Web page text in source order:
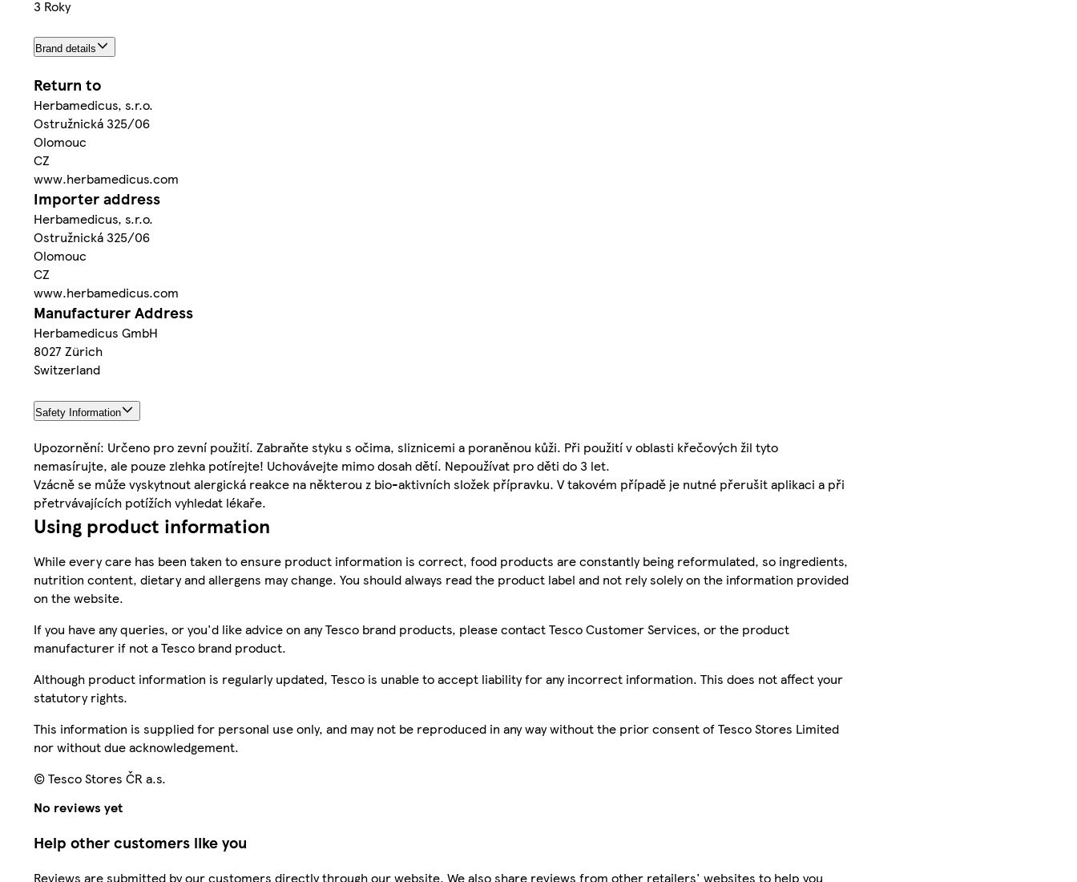
3 Roky
Brand details
Return to
Herbamedicus, s.r.o.
Ostružnická 325/06
Olomouc
CZ
www.herbamedicus.com
Importer address
Herbamedicus, s.r.o.
Ostružnická 325/06
Olomouc
CZ
www.herbamedicus.com
Manufacturer Address
Herbamedicus GmbH
8027 Zürich
Switzerland
Safety Information
Upozornění: Určeno pro zevní použití. Zabraňte styku s očima, sliznicemi a poraněnou kůži. Při použití v oblasti křečových žil tyto
nemasírujte, ale pouze zlehka potírejte! Uchovávejte mimo dosah dětí. Nepoužívat pro děti do 3 let.
Vzácně se může vyskytnout alergická reakce na některou z bio-aktivních složek přípravku. V takovém případě je nutné přerušit aplikaci a při
přetrvávajících potížích vyhledat lékaře.
Using product information
While every care has been taken to ensure product information is correct, food products are constantly being reformulated, so ingredients,
nutrition content, dietary and allergens may change. You should always read the product label and not rely solely on the information provided
on the website.
If you have any queries, or you'd like advice on any Tesco brand products, please contact Tesco Customer Services, or the product
manufacturer if not a Tesco brand product.
Although product information is regularly updated, Tesco is unable to accept liability for any incorrect information. This does not affect your
statutory rights.
This information is supplied for personal use only, and may not be reproduced in any way without the prior consent of Tesco Stores Limited
nor without due acknowledgement.
© Tesco Stores ČR a.s.
No reviews yet
Help other customers like you
Reviews are submitted by our customers directly through our website. We also share reviews from other retailers' websites to help you